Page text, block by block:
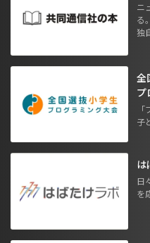
ニ
る
独
全
プ
子
は
日
を